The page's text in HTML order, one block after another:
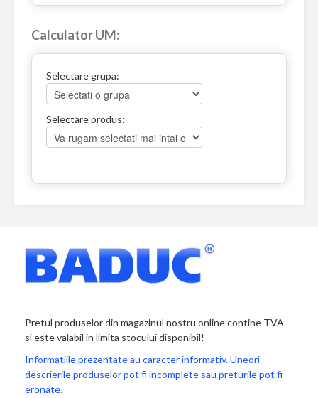
Calculator UM:
Selectare grupa:
Selectare produs:
Pretul produselor din magazinul nostru online contine TVA
si este valabil in limita stocului disponibil!
Informatiile prezentate au caracter informativ. Uneori
descrierile produselor pot fi incomplete sau preturile pot fi
eronate.